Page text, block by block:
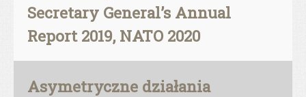
Secretary General’s Annual
Report 2019, NATO 2020
Asymetryczne działania